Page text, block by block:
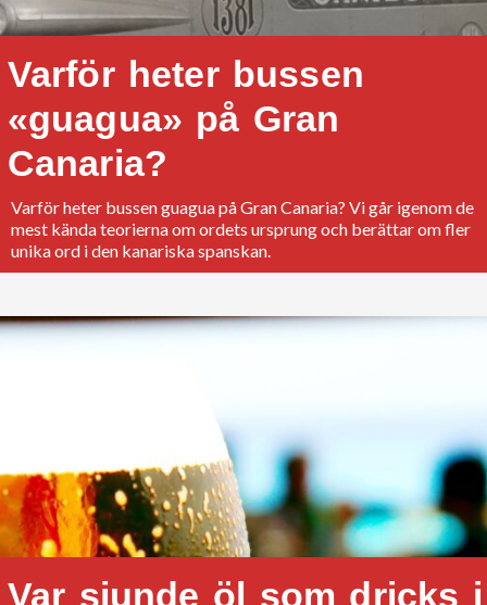
Varför heter bussen
«guagua» på Gran
Canaria?
Varför heter bussen guagua på Gran Canaria? Vi går igenom de
mest kända teorierna om ordets ursprung och berättar om fler
unika ord i den kanariska spanskan.
Var sjunde öl som dricks i